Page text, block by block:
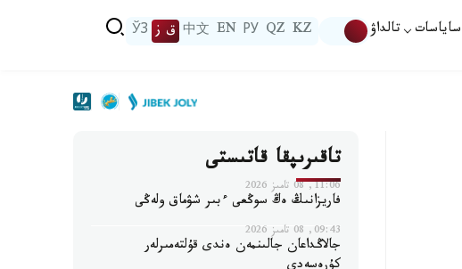
ساياسات تالداۋ KZ
QZ
РУ
EN
中文 ق ز ЎЗ
تاقىرىپقا قاتىستى
11:06, 08 تامىز 2026
فاريزانىڭ ەڭ سوڭعى ءبىر شۋماق ولەڭى
09:43, 08 تامىز 2026
جالاڭداعان جالىنمەن ەندى قۇلتەمىرلەر